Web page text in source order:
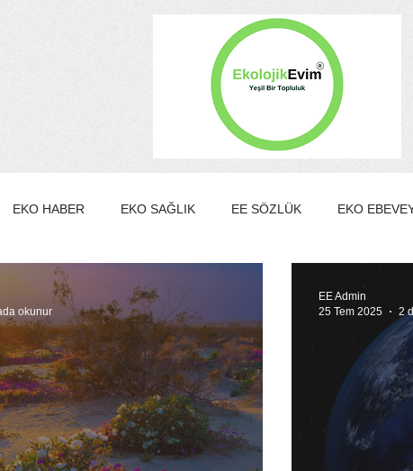
EKO HABER EKO SAĞLIK EE SÖZLÜK EKO
YEŞİL ÇEMBER KULÜBÜ EE Gönüllülük Programı
okunur
EE Admin
25 Tem 2025
2